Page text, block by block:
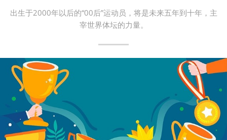
出生于2000年以后的“00后”运动员，将是未来五年到十年，主
宰世界体坛的力量。